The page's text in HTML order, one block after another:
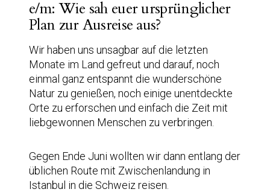
e/m: Wie sah euer ursprünglicher
Plan zur Ausreise aus?
Wir haben uns unsagbar auf die letzten
Monate im Land gefreut und darauf, noch
einmal ganz entspannt die wunderschöne
Natur zu genießen, noch einige unentdeckte
Orte zu erforschen und einfach die Zeit mit
liebgewonnen Menschen zu verbringen.
Gegen Ende Juni wollten wir dann entlang der
üblichen Route mit Zwischenlandung in
Istanbul in die Schweiz reisen.